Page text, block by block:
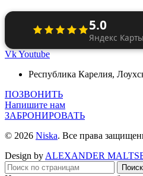
5.0
Яндекс Карты
VkYoutube
Республика Карелия,
ПОЗВОНИТЬ
Напишите нам
ЗАБРОНИРОВАТЬ
© 2026 Niska. Все права
Design by ALEXANDER
Поиск